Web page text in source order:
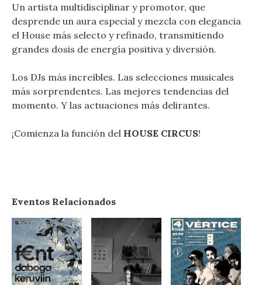
Un artista multidisciplinar y promotor, que
desprende un aura especial y mezcla con elegancia
el House más selecto y refinado, transmitiendo
grandes dosis de energía positiva y diversión.
Los DJs más increíbles. Las selecciones musicales
más sorprendentes. Las mejores tendencias del
momento. Y las actuaciones más delirantes.
¡Comienza la función del HOUSE CIRCUS!
Eventos Relacionados